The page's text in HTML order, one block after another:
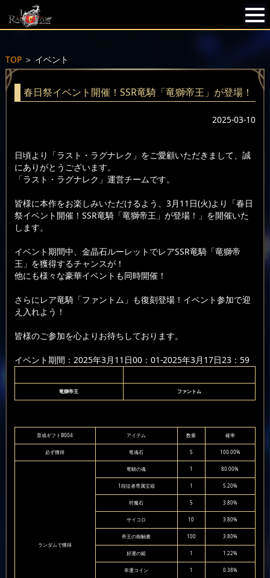
TOP＞ イベント
春日祭イベント開催！SSR竜騎「竜獅帝王」が登場！
2025-03-10
日頃より「ラスト・ラグナレク」をご愛顧いただきまして、誠
にありがとうございます。
「ラスト・ラグナレク」運営チームです。
皆様に本作をお楽しみいただけるよう、3月11日(火)より「春日
祭イベント開催！SSR竜騎「竜獅帝王」が登場！」を開催いた
します。
イベント期間中、金晶石ルーレットでレアSSR竜騎「竜獅帝
王」を獲得するチャンスが！
他にも様々な豪華イベントも同時開催！
さらにレア竜騎「ファントム」も復刻登場！イベント参加で迎
え入れよう！
皆様のご参加を心よりお待ちしております。
イベント期間：2025年3月11日00：01-2025年3月17日23：59
竜獅帝王 ファントム
育成ギフトB004 アイテム 数量 確率
必ず獲得 竜魂石 5 100.00%
ランダムで獲得
竜騎の魂 1 80.00%
1段従者専属宝箱 1 5.20%
狩魔石 5 3.80%
サイコロ 10 3.80%
帝王の御触書 100 3.80%
好運の鎚 1 1.22%
幸運コイン 1 0.38%